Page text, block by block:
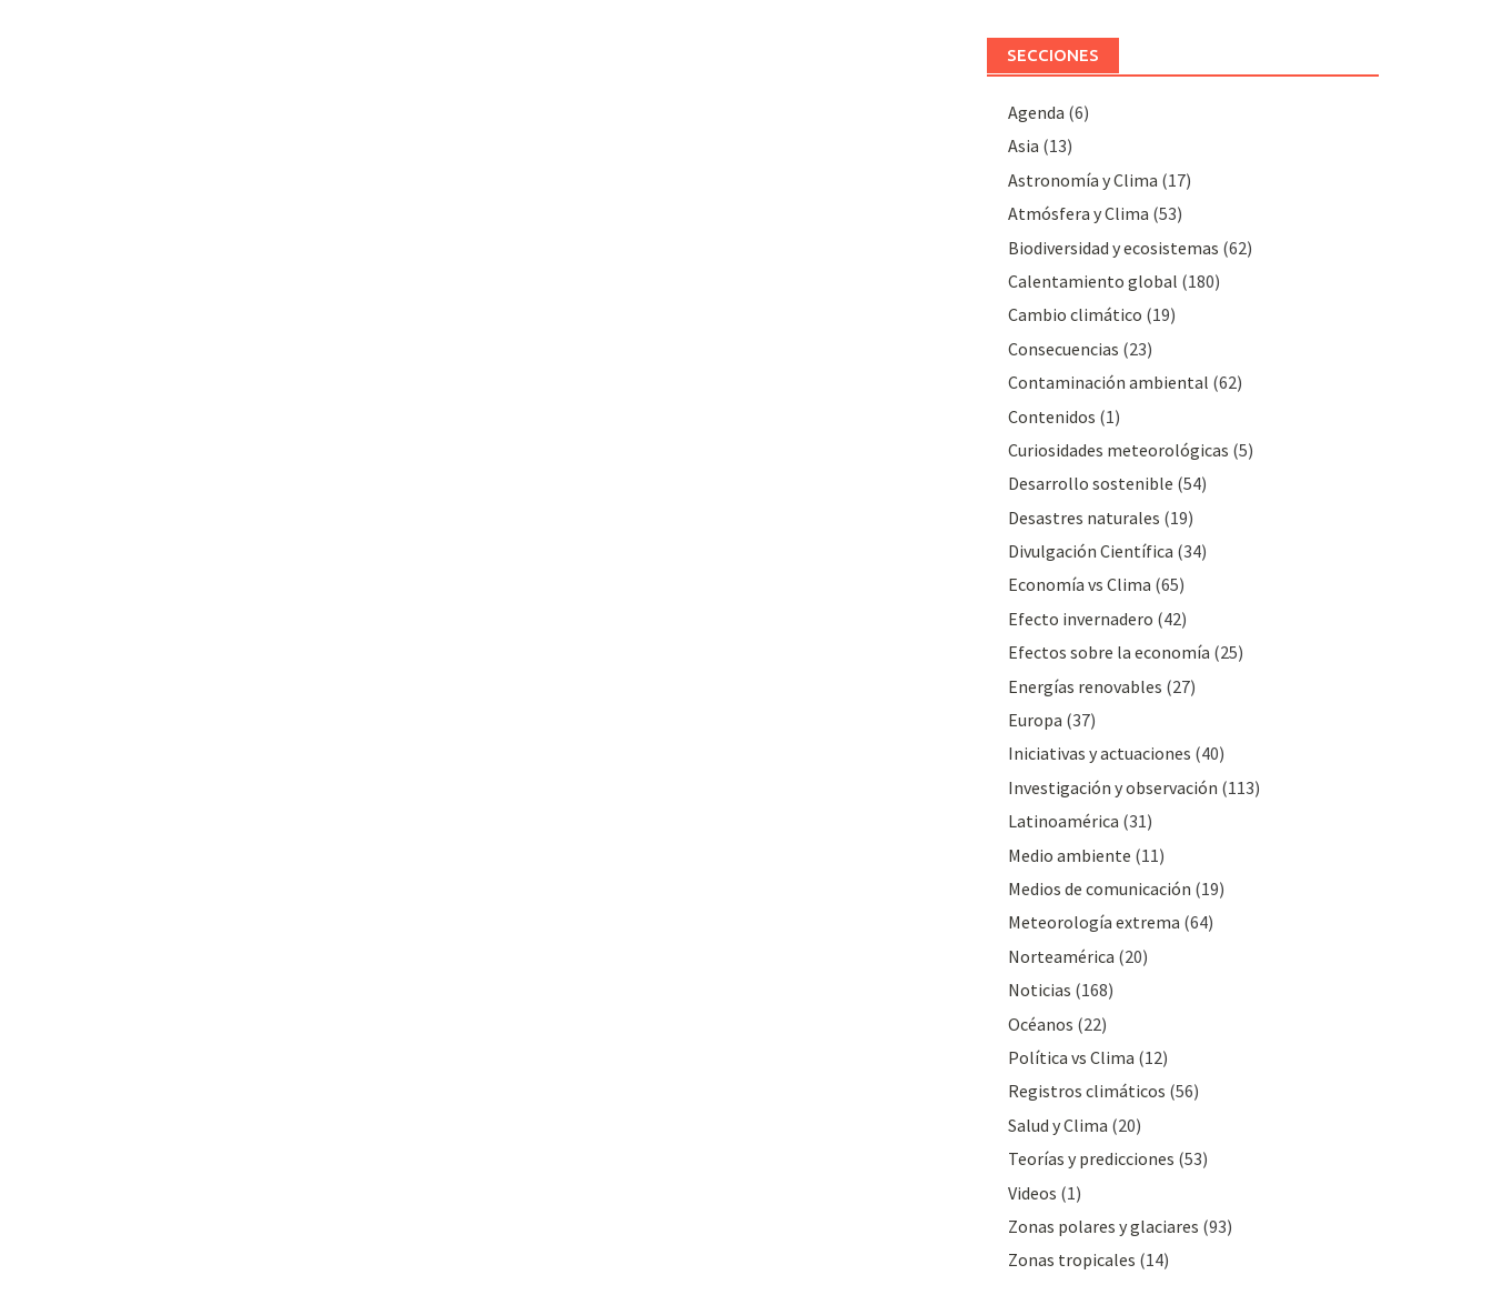
SECCIONES
Agenda (6)
Asia (13)
Astronomía y Clima (17)
Atmósfera y Clima (53)
Biodiversidad y ecosistemas (62)
Calentamiento global (180)
Cambio climático (19)
Consecuencias (23)
Contaminación ambiental (62)
Contenidos (1)
Curiosidades meteorológicas (5)
Desarrollo sostenible (54)
Desastres naturales (19)
Divulgación Cientí­fica (34)
Economía vs Clima (65)
Efecto invernadero (42)
Efectos sobre la economía (25)
Energías renovables (27)
Europa (37)
Iniciativas y actuaciones (40)
Investigación y observación (113)
Latinoamérica (31)
Medio ambiente (11)
Medios de comunicación (19)
Meteorologí­a extrema (64)
Norteamérica (20)
Noticias (168)
Océanos (22)
Polí­tica vs Clima (12)
Registros climáticos (56)
Salud y Clima (20)
Teorías y predicciones (53)
Videos (1)
Zonas polares y glaciares (93)
Zonas tropicales (14)